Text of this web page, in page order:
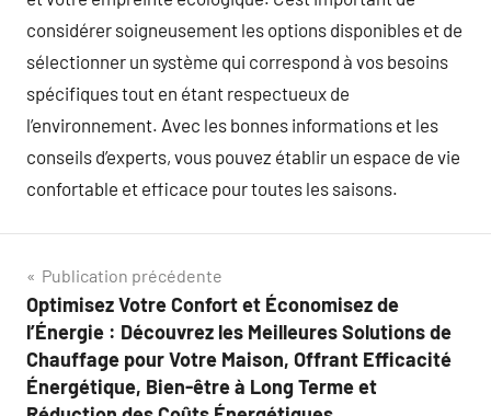
considérer soigneusement les options disponibles et de
sélectionner un système qui correspond à vos besoins
spécifiques tout en étant respectueux de
l’environnement. Avec les bonnes informations et les
conseils d’experts, vous pouvez établir un espace de vie
confortable et efficace pour toutes les saisons.
Navigation
de
l’article
Publication précédente
Optimisez Votre Confort et Économisez de
l’Énergie : Découvrez les Meilleures Solutions de
Chauffage pour Votre Maison, Offrant Efficacité
Énergétique, Bien-être à Long Terme et